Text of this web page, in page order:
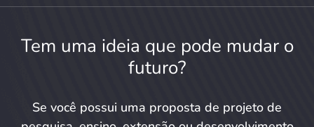
Tem uma ideia que pode mudar o
futuro?
Se você possui uma proposta de projeto de